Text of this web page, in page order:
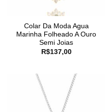
Colar Da Moda Agua
Marinha Folheado A Ouro
Semi Joias
R$137,00